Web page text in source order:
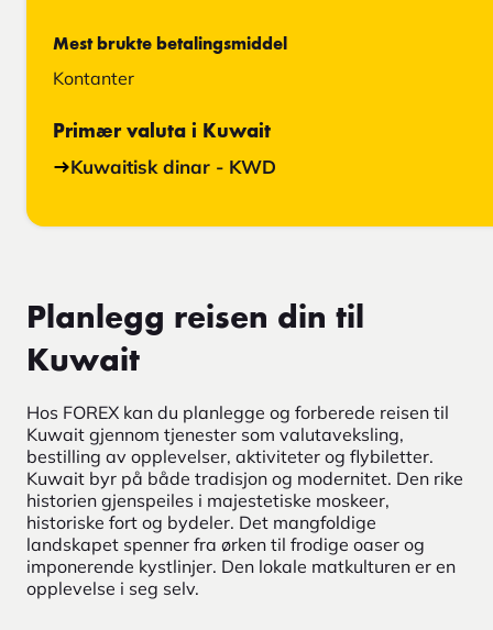
Mest brukte betalingsmiddel
Kontanter
Primær valuta i Kuwait
Kuwaitisk dinar - KWD
Planlegg reisen din til
Kuwait
Hos FOREX kan du planlegge og forberede reisen til
Kuwait gjennom tjenester som valutaveksling,
bestilling av opplevelser, aktiviteter og flybiletter.
Kuwait byr på både tradisjon og modernitet. Den rike
historien gjenspeiles i majestetiske moskeer,
historiske fort og bydeler. Det mangfoldige
landskapet spenner fra ørken til frodige oaser og
imponerende kystlinjer. Den lokale matkulturen er en
opplevelse i seg selv.